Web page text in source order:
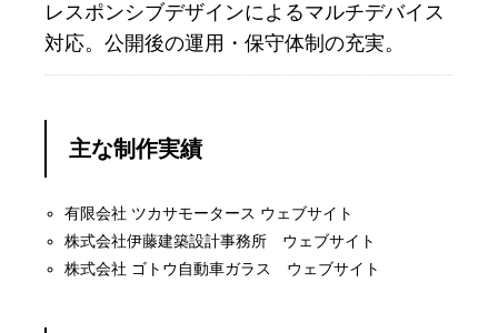
レスポンシブデザインによるマルチデバイス
対応。公開後の運用・保守体制の充実。
主な制作実績
有限会社 ツカサモータース ウェブサイト
株式会社伊藤建築設計事務所 ウェブサイト
株式会社 ゴトウ自動車ガラス ウェブサイト